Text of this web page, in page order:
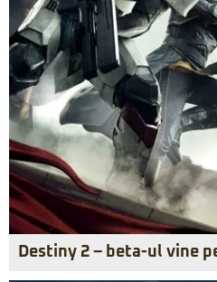
Destiny 2 – beta-ul vine